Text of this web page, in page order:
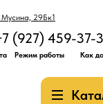
Мусина, 29Бк1
(927) 459-37-
Режим работы Как